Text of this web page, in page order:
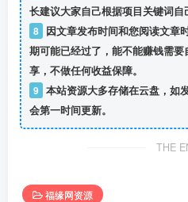
长建议大家自己根据项目关键词自
8 因文章发布时间和您阅读文章
期可能已经过了，能不能赚钱需
享，不做任何收益保障。
9 本站资源大多存储在云盘，如
会第一时间更新。
THE
福缘网资源